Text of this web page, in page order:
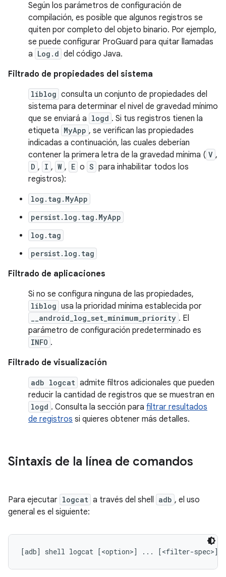
Según los parámetros de configuración de
compilación, es posible que algunos registros se
quiten por completo del objeto binario. Por ejemplo,
se puede configurar ProGuard para quitar llamadas
a Log.d del código Java.
Filtrado de propiedades del sistema
liblog consulta un conjunto de propiedades del
sistema para determinar el nivel de gravedad mínimo
que se enviará a logd . Si tus registros tienen la
etiqueta MyApp , se verifican las propiedades
indicadas a continuación, las cuales deberían
contener la primera letra de la gravedad mínima ( V ,
D , I , W , E o S para inhabilitar todos los
registros):
log.tag.MyApp
persist.log.tag.MyApp
log.tag
persist.log.tag
Filtrado de aplicaciones
Si no se configura ninguna de las propiedades,
liblog usa la prioridad mínima establecida por
__android_log_set_minimum_priority . El
parámetro de configuración predeterminado es
INFO .
Filtrado de visualización
adb logcat admite filtros adicionales que pueden
reducir la cantidad de registros que se muestran en
logd . Consulta la sección para filtrar resultados
de registros si quieres obtener más detalles.
Sintaxis de la línea de comandos
Para ejecutar logcat a través del shell adb , el uso
general es el siguiente: